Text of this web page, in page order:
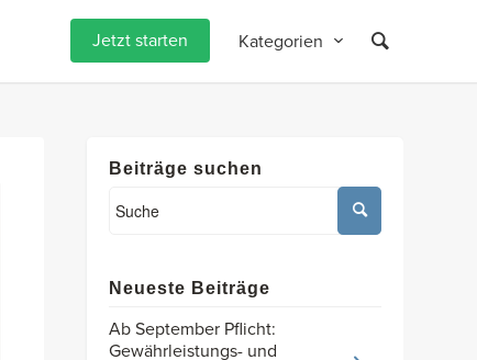
Jetzt starten Kategorien
Beiträge suchen
Neueste Beiträge
Ab September Pflicht:
Gewährleistungs- und